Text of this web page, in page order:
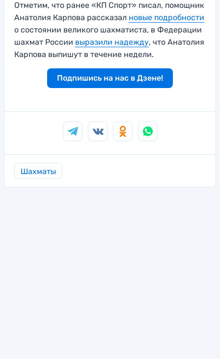
Отметим, что ранее «КП Спорт» писал, помощник
Анатолия Карпова рассказал новые подробности
о состоянии великого шахматиста, в Федерации
шахмат России выразили надежду, что Анатолия
Карпова выпишут в течение недели.
Подпишись на нас в Дзене!
Шахматы